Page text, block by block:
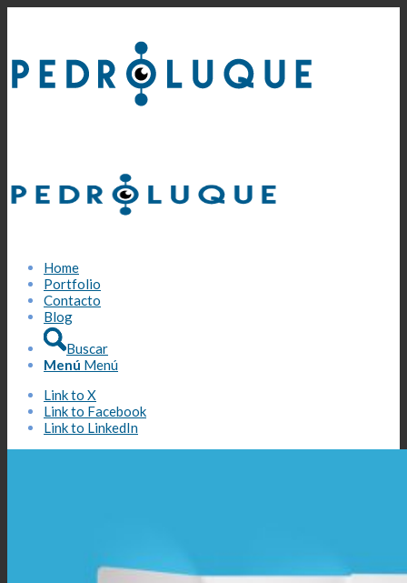
Home
Portfolio
Contacto
Blog
Buscar
Menú Menú
Link to X
Link to Facebook
Link to LinkedIn